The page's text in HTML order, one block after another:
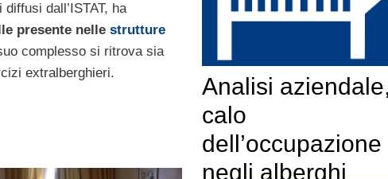
dall’ISTAT, ha
presente nelle strutture
complesso si ritrova sia
extralberghieri.
Analisi
calo
dell’occupazione
negli alberghi